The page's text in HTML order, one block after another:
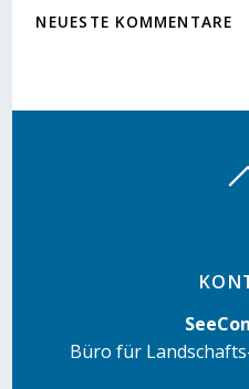
NEUESTE KOMMENTARE
Büro für